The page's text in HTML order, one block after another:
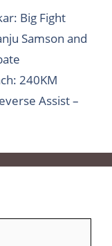
Big Fight
Samson and
240KM
Assist –